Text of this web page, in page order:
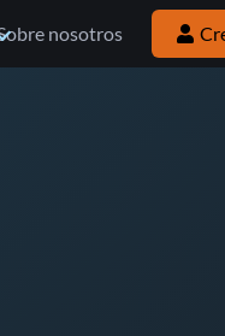
nosotros